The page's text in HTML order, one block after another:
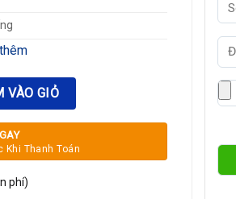
đa dụng Niva là sản phẩm
theo công nghệ của Đức, mềm
xổ lông, an toàn cho làn da.
được thiết kế với biểu tượng
nổi trên bề mặt giúp thấm
lấy đi lớp trang điểm và bụi
Miếng số lượng
VÀO GIỎ
Khi Thanh Toán
phí)